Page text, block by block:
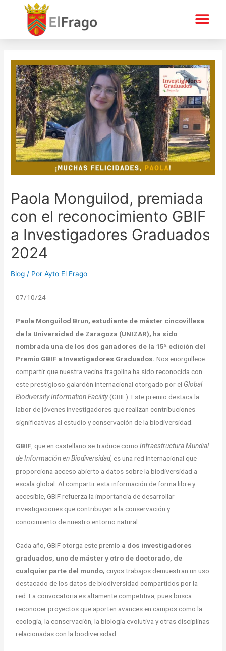
Paola Monguilod, premiada
con el reconocimiento GBIF
a Investigadores Graduados
2024
Blog / PorAyto El Frago
07/10/24
Paola Monguilod Brun, estudiante de máster cincovillesa
de la Universidad de Zaragoza (UNIZAR), ha sido
nombrada una de los dos ganadores de la 15ª edición del
Premio GBIF a Investigadores Graduados. Nos enorgullece
compartir que nuestra vecina fragolina ha sido reconocida con
este prestigioso galardón internacional otorgado por el Global
Biodiversity Information Facility(GBIF). Este premio destaca la
labor de jóvenes investigadores que realizan contribuciones
significativas al estudio y conservación de la biodiversidad.
GBIF , que en castellano se traduce comoInfraestructura Mundial
de Información en Biodiversidad, es una red internacional que
proporciona acceso abierto a datos sobre la biodiversidad a
escala global. Al compartir esta información de forma libre y
accesible, GBIF refuerza la importancia de desarrollar
investigaciones que contribuyan a la conservación y
conocimiento de nuestro entorno natural.
Cada año, GBIF otorga este premio a dos investigadores
graduados, uno de máster y otro de doctorado, de
cualquier parte del mundo, cuyos trabajos demuestran un uso
destacado de los datos de biodiversidad compartidos por la
red. La convocatoria es altamente competitiva, pues busca
reconocer proyectos que aporten avances en campos como la
ecología, la conservación, la biología evolutiva y otras disciplinas
relacionadas con la biodiversidad.